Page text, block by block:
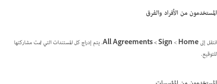
المستخدمون من الأفراد والفرق
انتقل إلىHome
>‏
Sign >‏ All Agreements
. يتم إدراج كل المستندات التي تمت مشاركتها
للتوقيع.